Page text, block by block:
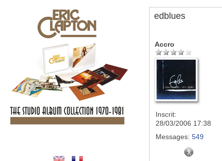
edblues
Accro
Inscrit:
28/03/2006 17:38
Messages: 549